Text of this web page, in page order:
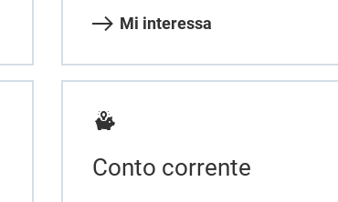
Mi interessa
Conto corrente